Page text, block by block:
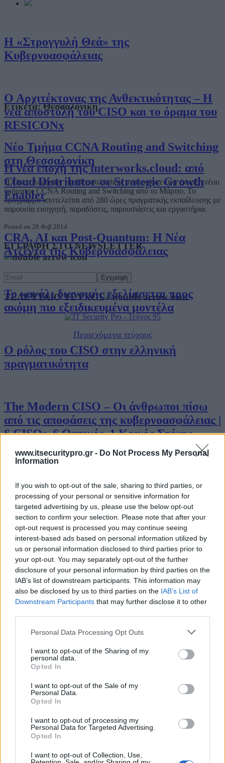
www.itsecuritypro.gr - Do Not Process My Personal
Information
If you wish to opt-out of the sale, sharing to third parties, or
processing of your personal or sensitive information for
targeted advertising by us, please use the below opt-out
section to confirm your selection. Please note that after your
opt-out request is processed you may continue seeing
interest-based ads based on personal information utilized by
us or personal information disclosed to third parties prior to
your opt-out. You may separately opt-out of the further
disclosure of your personal information by third parties on the
IAB’s list of downstream participants. This information may
also be disclosed by us to third parties on the IAB’s List of
Downstream Participants that may further disclose it to other
Personal Data Processing Opt Outs
I want to opt-out of the Sharing of my
personal data.
Opted In
I want to opt-out of the Sale of my
Personal Data.
Opted In
I want to opt-out of processing my
Personal Data for Targeted Advertising.
Opted In
I want to opt-out of Collection, Use,
Η «Στρογγυλή Θεά» της
Κυβερνοασφάλειας
Ο Αρχιτέκτονας της Ανθεκτικότητας – Η
νέα αποστολή του CISO και το όραμα του
RESICONx
Η νέα εποχή της interworks.cloud: από
Cloud Distributor σε Strategic Growth
Enabler
CRA, AI και Post-Quantum: Η Νέα
Ατζέντα της Κυβερνοασφάλειας
Το κανάλι διανομής εξελίσσεται προς
ακόμη πιο εξειδικευμένα μοντέλα
Ο ρόλος του CISO στην ελληνική
πραγματικότητα
The Modern CISO – Οι άνθρωποι πίσω
από τις αποφάσεις της κυβερνοασφάλειας |
6 CISOs, 6 Οπτικές, 1 Κοινός Στόχος
μετά τη NIS2 – Τι πρέπει να γνωρίζει ο
CISO
Η μεταμόρφωση του CISO για τις
ανάγκες του σήμερα
Ο σύγχρονος CISO δεν επιλέγει προϊόντα.
Επιλέγει οικοσυστήματα.
Η Εξέλιξη του CISO σε Επιχειρησιακό
Ηγέτη
“Become a CISO”, they said…
Ο Σύγχρονος CISO: Από Τεχνικός
Ετικέτα:Θεσσαλονίκη
Νέο Τμήμα CCNA Routing and Switching
στη Θεσσαλονίκη
H Cisco Academy της Θεσσαλονίκης ανακοινώνει την έναρξη νέου
τμήματος CCNA Routing and Switching από το Μάρτιο. Το
πρόγραμμα αποτελείται από 280 ώρες πραγματικής εκπαίδευσης με
παρουσία εισηγητή, παραδόσεις, παρουσιάσεις και εργαστήρια.
Posted on 28 Φεβ 2014
ΕΓΓΡΑΦΗ ΣΤΟ NEWSLETTER
ΤΕΛΕΥΤΑΙΟ ΤΕΥΧΟΣ
Περιεχόμενα τεύχους
Business IT
ΑΡΧΕΙΟ ΠΕΡΙΟΔΙΚΩΝ